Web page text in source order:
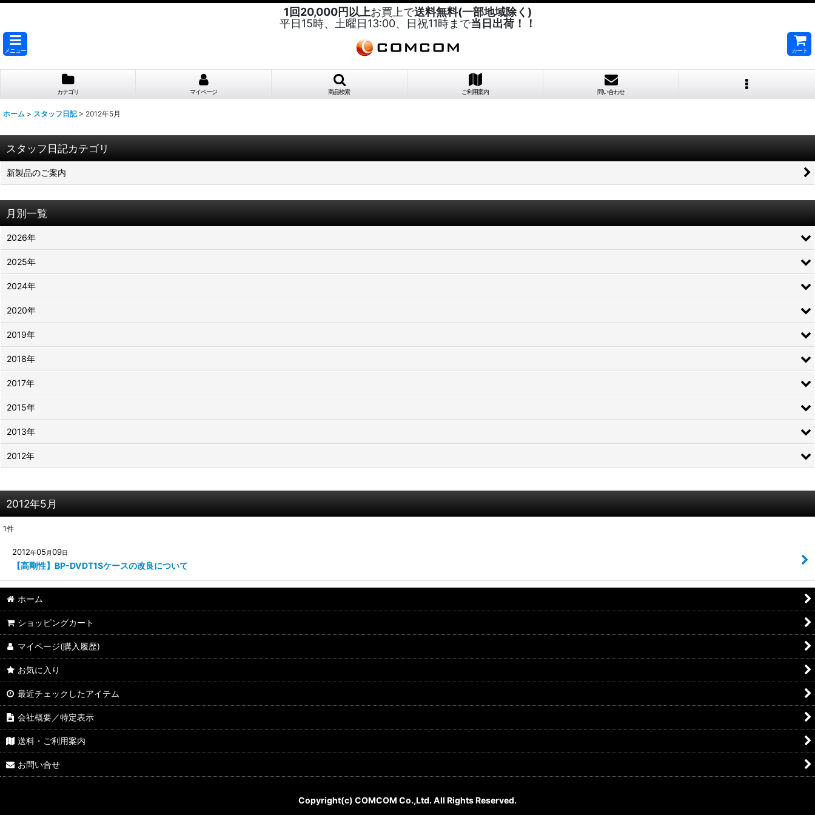
1回20,000円以上お買上で送料無料(一部地域除く)
平日15時、土曜日13:00、日祝11時まで当日出荷！！
メニュー カート
カテゴリ マイページ 商品検索 ご利用案内 問い合わせ
ホーム > スタッフ日記 > 2012年5月
2012年5月
1件
2012年05 月09日
【高剛性】BP-DVDT1Sケースの改良について
スタッフ日記カテゴリ
新製品のご案内
月別一覧
2026年
2025年
2024年
2020年
2019年
2018年
2017年
2015年
2013年
2012年
ホーム
ショッピングカート
マイページ(購入履歴)
お気に入り
最近チェックしたアイテム
会社概要／特定表示
送料・ご利用案内
お問い合せ
Copyright(c) COMCOM Co.,Ltd. All Rights Reserved.